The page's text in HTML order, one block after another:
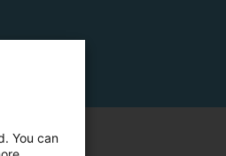
You can